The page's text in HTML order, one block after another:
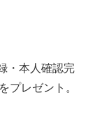
・本人確認完
をプレゼント。